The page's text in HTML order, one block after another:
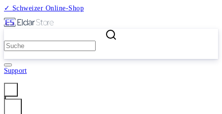
✓ Schweizer Online-Shop
Support